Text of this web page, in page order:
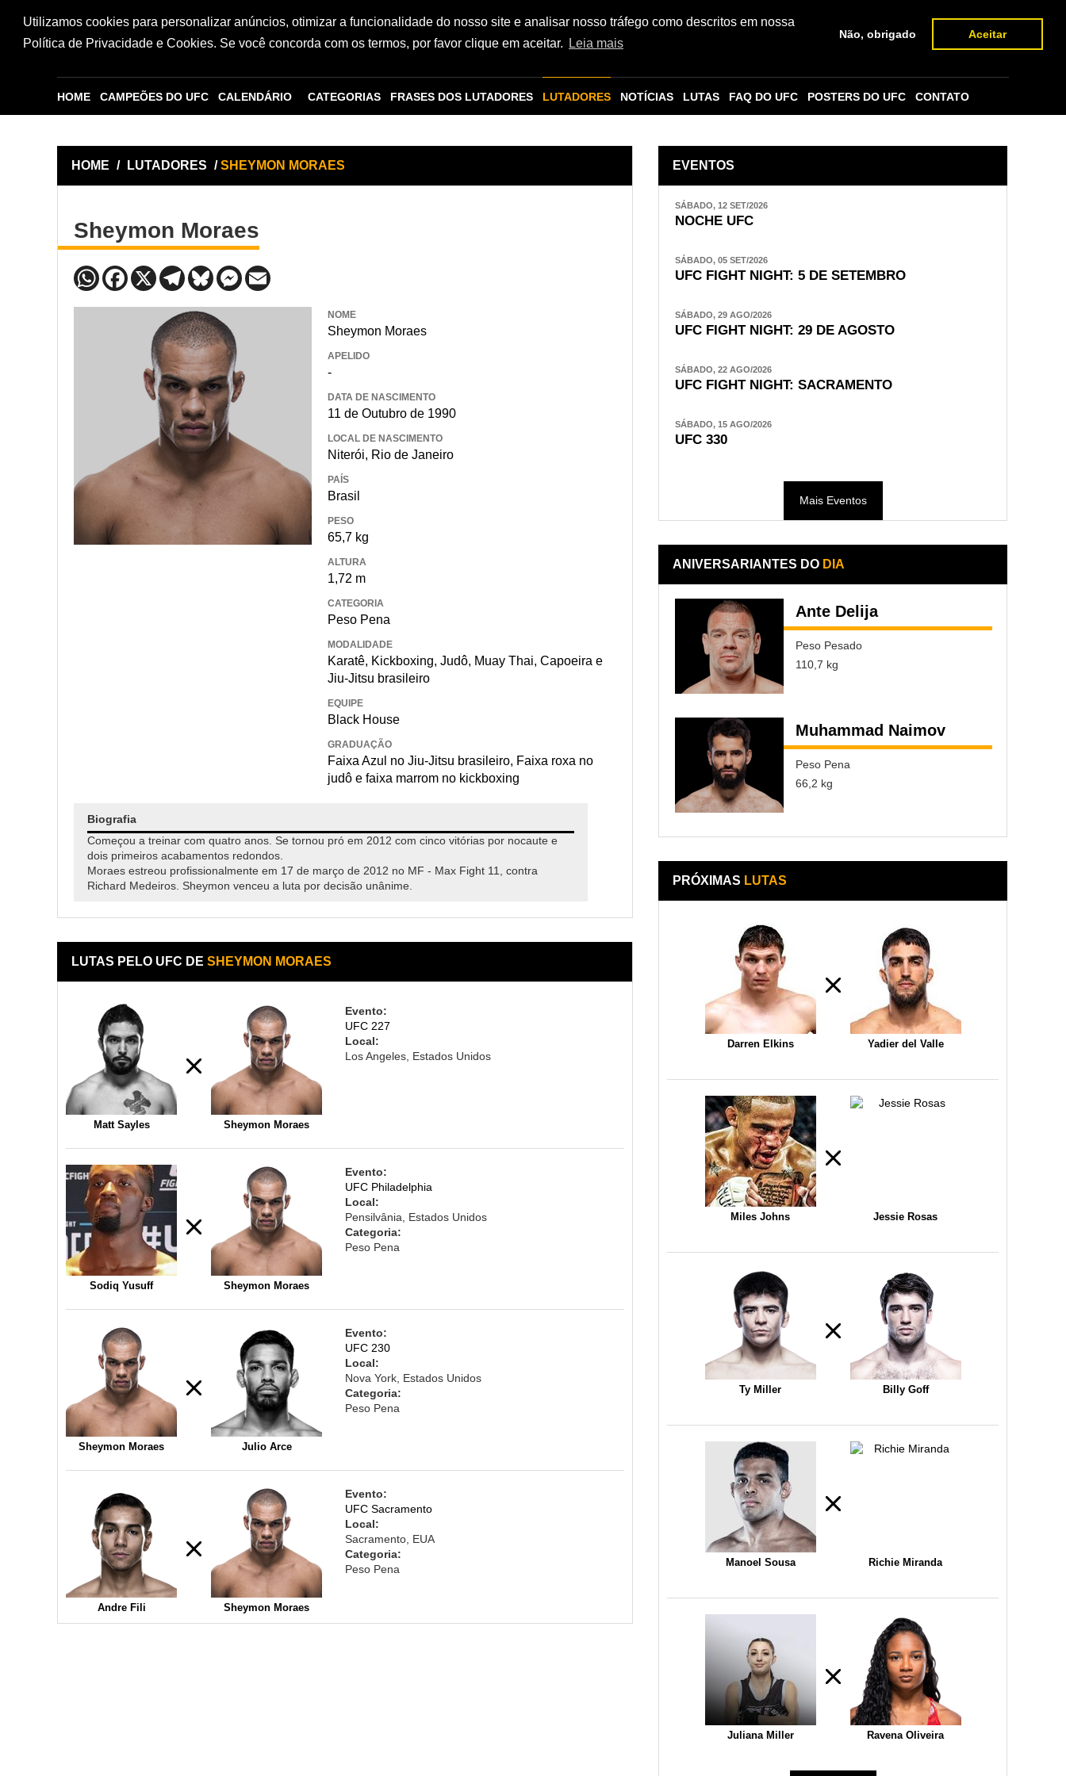
Utilizamos cookies para personalizar anúncios, otimizar a funcionalidade do nosso site e analisar nosso tráfego como descritos em nossa
Política de Privacidade e Cookies. Se você concorda com os termos, por favor clique em aceitar.
Leia mais
Não, obrigado Aceitar
HOME CAMPEÕES DO UFC CALENDÁRIO CATEGORIAS FRASES DOS LUTADORES LUTADORES NOTÍCIAS LUTAS FAQ DO UFC POSTERS DO UFC CONTATO
HOME / LUTADORES /SHEYMON MORAES
Sheymon Moraes
NOME
Sheymon Moraes
APELIDO
-
DATA DE NASCIMENTO
11 de Outubro de 1990
LOCAL DE NASCIMENTO
Niterói, Rio de Janeiro
PAÍS
Brasil
PESO
65,7 kg
ALTURA
1,72 m
CATEGORIA
Peso Pena
MODALIDADE
Karatê, Kickboxing, Judô, Muay Thai, Capoeira e
Jiu-Jitsu brasileiro
EQUIPE
Black House
GRADUAÇÃO
Faixa Azul no Jiu-Jitsu brasileiro, Faixa roxa no
judô e faixa marrom no kickboxing
Biografia
Começou a treinar com quatro anos. Se tornou pró em 2012 com cinco vitórias por nocaute e
dois primeiros acabamentos redondos.
Moraes estreou profissionalmente em 17 de março de 2012 no MF - Max Fight 11, contra
Richard Medeiros. Sheymon venceu a luta por decisão unânime.
LUTAS PELO UFC DE SHEYMON MORAES
Matt Sayles Sheymon Moraes
Evento:
UFC 227
Local:
Los Angeles, Estados Unidos
Sodiq Yusuff Sheymon Moraes
Evento:
UFC Philadelphia
Local:
Pensilvânia, Estados Unidos
Categoria:
Peso Pena
Sheymon Moraes Julio Arce
Evento:
UFC 230
Local:
Nova York, Estados Unidos
Categoria:
Peso Pena
Andre Fili Sheymon Moraes
Evento:
UFC Sacramento
Local:
Sacramento, EUA
Categoria:
Peso Pena
EVENTOS
SÁBADO, 12 SET/2026
NOCHE UFC
SÁBADO, 05 SET/2026
UFC FIGHT NIGHT: 5 DE SETEMBRO
SÁBADO, 29 AGO/2026
UFC FIGHT NIGHT: 29 DE AGOSTO
SÁBADO, 22 AGO/2026
UFC FIGHT NIGHT: SACRAMENTO
SÁBADO, 15 AGO/2026
UFC 330
Mais Eventos
ANIVERSARIANTES DO DIA
Ante Delija
Peso Pesado
110,7 kg
Muhammad Naimov
Peso Pena
66,2 kg
PRÓXIMAS LUTAS
Darren Elkins Yadier del Valle
Miles Johns Jessie Rosas
Ty Miller Billy Goff
Manoel Sousa Richie Miranda
Juliana Miller Ravena Oliveira